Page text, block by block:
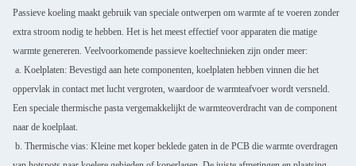
Passieve koeling maakt gebruik van speciale ontwerpen om warmte af te voeren zonder
extra stroom nodig te hebben. Het is het meest effectief voor apparaten die matige
warmte genereren. Veelvoorkomende passieve koeltechnieken zijn onder meer:
a. Koelplaten: Bevestigd aan hete componenten, koelplaten hebben vinnen die het
oppervlak in contact met lucht vergroten, waardoor de warmteafvoer wordt versneld.
Een speciale thermische pasta vergemakkelijkt de warmteoverdracht van de component
naar de koelplaat.
b. Thermische vias: Kleine met koper beklede gaten in de PCB die warmte overdragen